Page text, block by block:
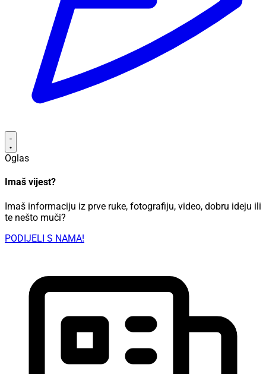
Oglas
Imaš vijest?
Imaš informaciju iz prve ruke, fotografiju, video, dobru ideju ili
te nešto muči?
PODIJELI S NAMA!